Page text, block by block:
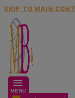
SKIP TO MAIN
MENU